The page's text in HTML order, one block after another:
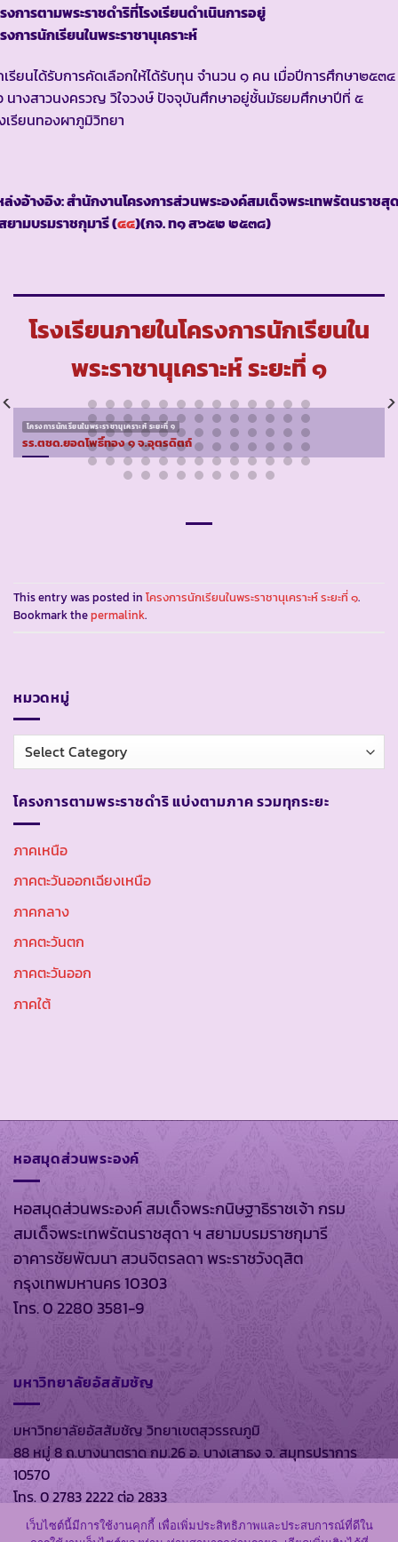
งการตามพระราชดำริที่โรงเรียนดำเนินการอยู่
งการนักเรียนในพระราชานุเคราะห์
รียนได้รับการคัดเลือกให้ได้รับทุน จำนวน ๑ คน เมื่อปีการศึกษา๒๕๓๔
นางสาวนงครวญ วิใจวงษ์ ปัจจุบันศึกษาอยู่ชั้นมัธยมศึกษาปีที่ ๕
เรียนทองผาภูมิวิทยา
งอ้างอิง: สำนักงานโครงการส่วนพระองค์สมเด็จพระเทพรัตนราชสุ
ยามบรมราชกุมารี (๔๔)(กจ. ท๑ ส๖๕๒ ๒๕๓๘)
โรงเรียนภายในโครงการนักเรียนใน
พระราชานุเคราะห์ ระยะที่ ๑
โครงการนักเรียนในพระราชานุเคราะห์ ระยะที่ ๑
รร.ตชด.ยอดโพธิ์ทอง ๑ จ.อุตรดิตถ์
This entry was posted in โครงการนักเรียนในพระราชานุเคราะห์ ระยะที่ ๑.
Bookmark thepermalink.
หมวดหมู่
หมวด
หมู่
โครงการตามพระราชดำริ แบ่งตามภาค รวมทุกระยะ
ภาคเหนือ
ภาคตะวันออกเฉียงเหนือ
ภาคกลาง
ภาคตะวันตก
ภาคตะวันออก
ภาคใต้
หอสมุดส่วนพระองค์
หอสมุดส่วนพระองค์ สมเด็จพระกนิษฐาธิราชเจ้า กรม
สมเด็จพระเทพรัตนราชสุดา ฯ สยามบรมราชกุมารี
อาคารชัยพัฒนา สวนจิตรลดา พระราชวังดุสิต
กรุงเทพมหานคร 10303
โทร. 0 2280 3581-9
มหาวิทยาลัยอัสสัมชัญ
มหาวิทยาลัยอัสสัมชัญ วิทยาเขตสุวรรณภูมิ
88 หมู่ 8 ถ.บางนาตราด กม.26 อ. บางเสาธง จ. สมุทรปราการ
10570
โทร. 0 2783 2222 ต่อ 2833
เว็บไซต์นี้มีการใช้งานคุกกี้ เพื่อเพิ่มประสิทธิภาพและประสบการณ์ที่ดีใน